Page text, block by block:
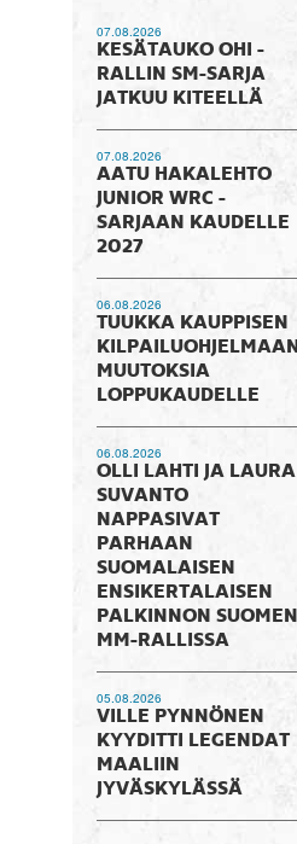
07.08.2026
KESÄTAUKO OHI -
RALLIN SM-SARJA
JATKUU KITEELLÄ
07.08.2026
AATU HAKALEHTO
JUNIOR WRC -
SARJAAN KAUDELLE
2027
06.08.2026
TUUKKA KAUPPISEN
KILPAILUOHJELMAAN
MUUTOKSIA
LOPPUKAUDELLE
06.08.2026
OLLI LAHTI JA LAURA
SUVANTO
NAPPASIVAT
PARHAAN
SUOMALAISEN
ENSIKERTALAISEN
PALKINNON SUOMEN
MM-RALLISSA
05.08.2026
VILLE PYNNÖNEN
KYYDITTI LEGENDAT
MAALIIN
JYVÄSKYLÄSSÄ